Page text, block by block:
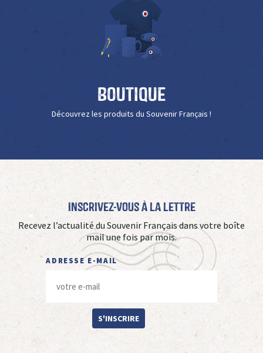
Boutique
Découvrez les produits du Souvenir Français !
Inscrivez-vous à La Lettre
Recevez l’actualité du Souvenir Français dans votre boîte
mail une fois par mois.
ADRESSE E-MAIL
S'INSCRIRE